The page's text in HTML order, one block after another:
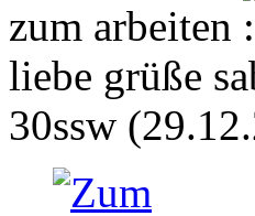
zum arbeiten
liebe grüße
30ssw